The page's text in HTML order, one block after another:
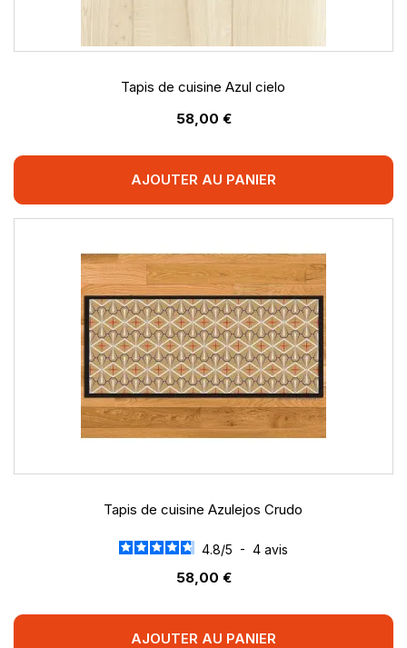
Tapis de cuisine Azul cielo
58,00 €
AJOUTER AU PANIER
Tapis de cuisine Azulejos Crudo
4.8/5 - 4 avis
58,00 €
AJOUTER AU PANIER